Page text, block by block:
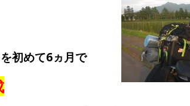
初めて6ヵ月で